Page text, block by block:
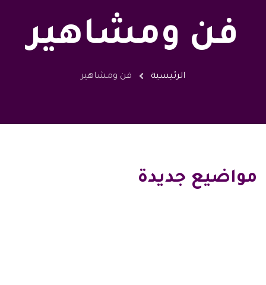
فن ومشاهير
الرئيسية فن ومشاهير
مواضيع جديدة